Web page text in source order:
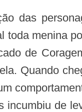
menina
de
Quando
de